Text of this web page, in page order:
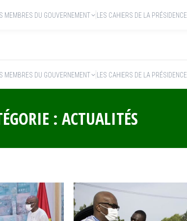
MEMBRES DU GOUVERNEMENT LES CAHIERS DE LA PRÉSIDENCE
: ACTUALITÉS
MEMBRES DU GOUVERNEMENT LES CAHIERS DE LA PRÉSIDENCE